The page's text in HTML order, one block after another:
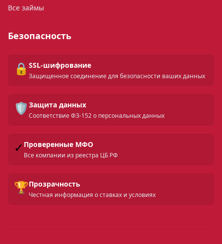
Все займы
Безопасность
🔒 SSL-шифрование
Защищенное соединение для безопасности ваших данных
🛡️ Защита данных
Соответствие ФЗ-152 о персональных данных
✓ Проверенные МФО
Все компании из реестра ЦБ РФ
🏆Прозрачность
Честная информация о ставках и условиях